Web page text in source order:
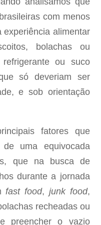
com menos
experiência alimentar
bolachas ou
ou suco
só deveriam ser
e sob orientação
fatores que
uma equivocada
que na busca de
durante a jornada
fast food, junk food,
recheadas ou
preencher o vazio